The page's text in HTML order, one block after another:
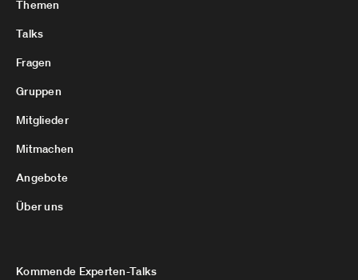
Themen
Talks
Fragen
Gruppen
Mitglieder
Mitmachen
Angebote
Über uns
Kommende Experten-Talks